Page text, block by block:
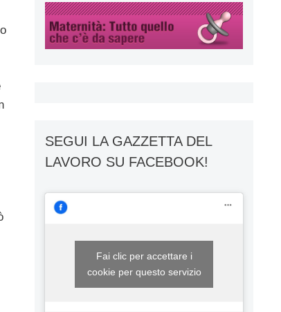
SEGUI LA GAZZETTA DEL
LAVORO SU FACEBOOK!
Fai clic per accettare i
cookie per questo servizio